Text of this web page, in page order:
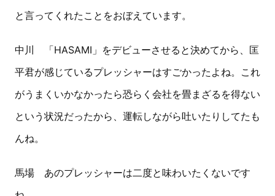
と言ってくれたことをおぼえています。
中川 「HASAMI」をデビューさせると決めてから、匡
平君が感じているプレッシャーはすごかったよね。これ
がうまくいかなかったら恐らく会社を畳まざるを得ない
という状況だったから、運転しながら吐いたりしてたも
んね。
馬場 あのプレッシャーは二度と味わいたくないです